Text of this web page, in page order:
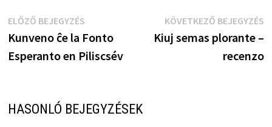
Bejegyzés
navigáció
ELŐZŐ BEJEGYZÉSElőző
bejegyzés:
Kunveno ĉe la Fonto
Esperanto en Piliscsév
KÖVETKEZŐ BEJEGYZÉS
Kiuj semas plorante –
recenzo
HASONLÓ BEJEGYZÉSEK